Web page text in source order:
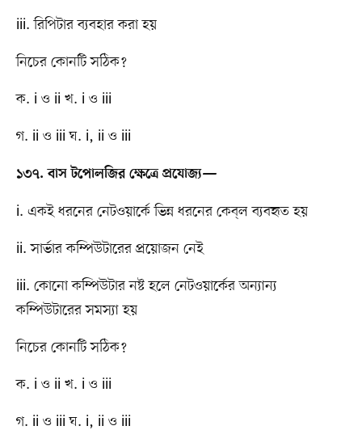
iii. রিপিটার ব্যবহার করা হয়
নিচের কোনটি সঠিক?
ক. i ও ii খ. i ও iii
গ. ii ও iii ঘ. i, ii ও iii
১৩৭. বাস টপোলজির ক্ষেত্রে প্রযোজ্য—
i. একই ধরনের নেটওয়ার্কে ভিন্ন ধরনের কেব্​ল ব্যবহৃত হয়
ii. সার্ভার কম্পিউটারের প্রয়োজন নেই
iii. কোনো কম্পিউটার নষ্ট হলে নেটওয়ার্কের অন্যান্য
কম্পিউটারের সমস্যা হয়
নিচের কোনটি সঠিক?
ক. i ও ii খ. i ও iii
গ. ii ও iii ঘ. i, ii ও iii